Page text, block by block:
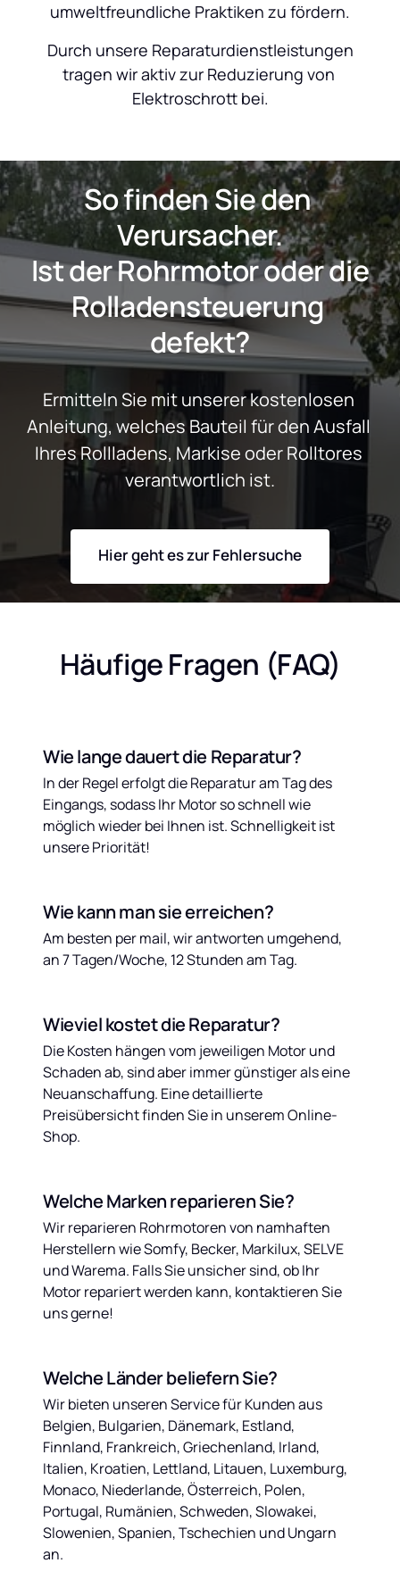
umweltfreundliche Praktiken zu fördern.
tragen wir aktiv zur Reduzierung von
Elektroschrott bei.
So finden Sie den
Verursacher.
Ist der Rohrmotor oder die
Rolladensteuerung
defekt?
Ermitteln Sie mit unserer kostenlosen
Anleitung, welches Bauteil für den Ausfall
Ihres Rollladens, Markise oder Rolltores
verantwortlich ist.
Hier geht es zur Fehlersuche
Häufige Fragen (FAQ)
Wie lange dauert die Reparatur?
In der Regel erfolgt die Reparatur am Tag des
Eingangs, sodass Ihr Motor so schnell wie
möglich wieder bei Ihnen ist. Schnelligkeit ist
unsere Priorität!
Wie kann man sie erreichen?
Am besten per mail, wir antworten umgehend,
an 7 Tagen/Woche, 12 Stunden am Tag.
Wieviel kostet die Reparatur?
Die Kosten hängen vom jeweiligen Motor und
Schaden ab, sind aber immer günstiger als eine
Neuanschaffung. Eine detaillierte
Preisübersicht finden Sie in unserem Online-
Shop.
Welche Marken reparieren Sie?
Wir reparieren Rohrmotoren von namhaften
Herstellern wie Somfy, Becker, Markilux, SELVE
und Warema. Falls Sie unsicher sind, ob Ihr
Motor repariert werden kann, kontaktieren Sie
uns gerne!
Welche Länder beliefern Sie?
Wir bieten unseren Service für Kunden aus
Belgien, Bulgarien, Dänemark, Estland,
Finnland, Frankreich, Griechenland, Irland,
Italien, Kroatien, Lettland, Litauen, Luxemburg,
Monaco, Niederlande, Österreich, Polen,
Portugal, Rumänien, Schweden, Slowakei,
Slowenien, Spanien, Tschechien und Ungarn
an.